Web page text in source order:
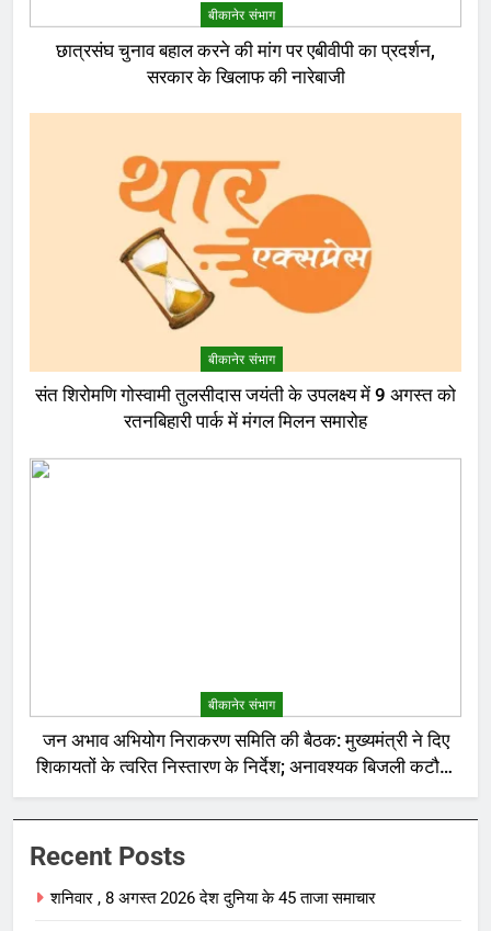
बीकानेर संभाग
छात्रसंघ चुनाव बहाल करने की मांग पर एबीवीपी का प्रदर्शन,
सरकार के खिलाफ की नारेबाजी
बीकानेर संभाग
संत शिरोमणि गोस्वामी तुलसीदास जयंती के उपलक्ष्य में 9 अगस्त को
रतनबिहारी पार्क में मंगल मिलन समारोह
बीकानेर संभाग
जन अभाव अभियोग निराकरण समिति की बैठक: मुख्यमंत्री ने दिए
शिकायतों के त्वरित निस्तारण के निर्देश; अनावश्यक बिजली कटौती
पर सख्त रुख
Recent Posts
शनिवार , 8 अगस्त 2026 देश दुनिया के 45 ताजा समाचार